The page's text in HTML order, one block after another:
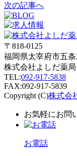
次の記事へ
〒818-0125
福岡県太宰府市五条
株式会社よしだ薬局
TEL:092-917-5838
FAX:092-917-5839
Copyright (C)株式会
お気軽にお問
お電話